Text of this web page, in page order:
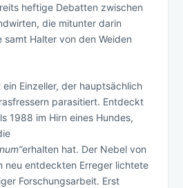
heftige Debatten zwischen
die mitunter darin
Halter von den Weiden
ein Einzeller, der hauptsächlich
parasitiert. Entdeckt
1988 im Hirn eines Hundes,
erhalten hat. Der Nebel von
neu entdeckten Erreger lichtete
Forschungsarbeit. Erst